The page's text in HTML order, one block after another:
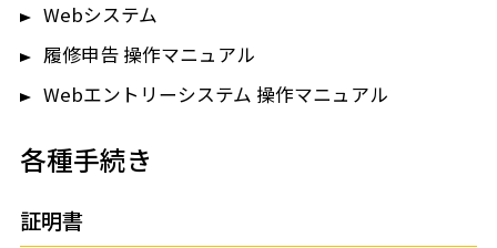
Webシステム
履修申告 操作マニュアル
Webエントリーシステム 操作マニュアル
各種手続き
証明書